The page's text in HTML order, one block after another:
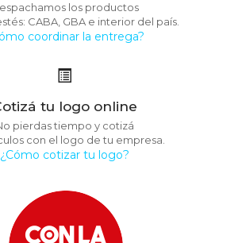
los productos
CABA, GBA e interior del país.
coordinar la entrega?
tu logo online
pierdas tiempo y cotizá
con el logo de tu empresa.
¿Cómo cotizar tu logo?